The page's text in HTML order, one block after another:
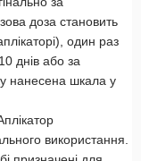
доза становить
один раз
днів або за
нанесена шкала у
використання.